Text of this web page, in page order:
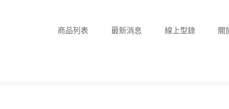
商品列表 最新消息 線上型錄 關